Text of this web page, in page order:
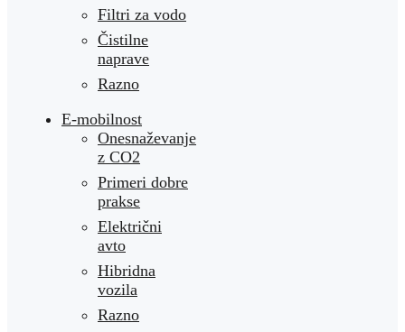
Filtri za vodo
Čistilne
naprave
Razno
E-mobilnost
Onesnaževanje
z CO2
Primeri dobre
prakse
Električni
avto
Hibridna
vozila
Razno